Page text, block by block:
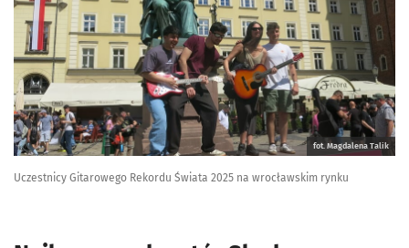
fot. Magdalena Talik
Uczestnicy Gitarowego Rekordu Świata 2025 na wrocławskim rynku